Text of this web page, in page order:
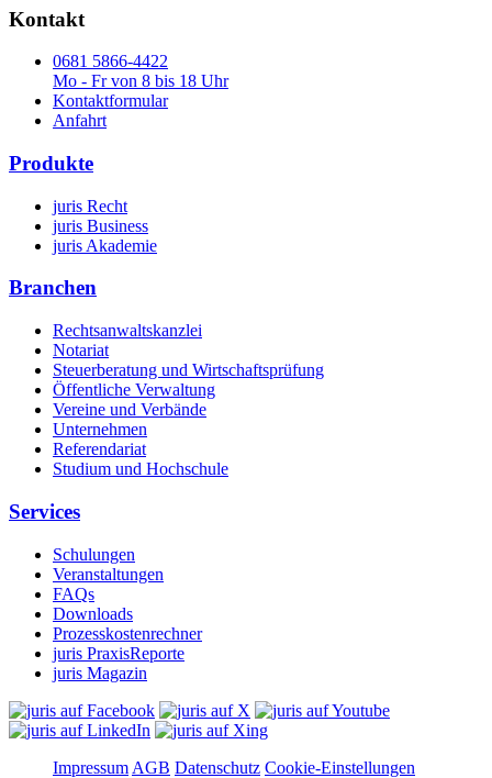
Kontakt
0681 5866-4422
Mo - Fr von 8 bis 18 Uhr
Kontaktformular
Anfahrt
Produkte
juris Recht
juris Business
juris Akademie
Branchen
Rechtsanwaltskanzlei
Notariat
Steuerberatung und Wirtschaftsprüfung
Öffentliche Verwaltung
Vereine und Verbände
Unternehmen
Referendariat
Studium und Hochschule
Services
Schulungen
Veranstaltungen
FAQs
Downloads
Prozesskostenrechner
juris PraxisReporte
juris Magazin
Impressum AGB Datenschutz Cookie-Einstellungen